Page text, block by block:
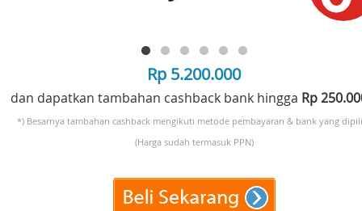
Rp 5.200.000
dan dapatkan tambahan cashback bank hingga Rp
*) Besarnya tambahan cashback mengikuti metode pembayaran & bank yang
(Harga sudah termasuk PPN)